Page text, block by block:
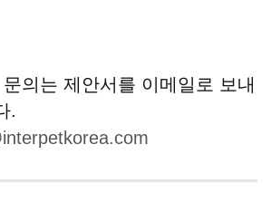
의는 제안서를 이메일로 보내
.